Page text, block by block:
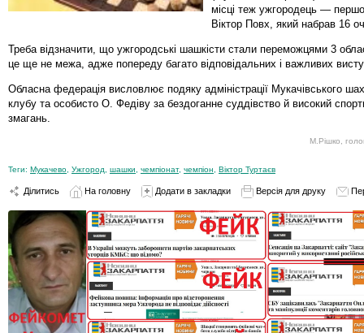
місці теж ужгородець —
Віктор Повх, який набрав 16
Треба відзначити, що ужгородські шашкісти стали переможцями 3
це ще не межа, адже попереду багато відповідальних і важливих
Обласна федерація висловлює подяку адміністрації Мукачівського
клубу та особисто О. Федіву за бездоганне суддівство й високий
змагань.
М.Рішко,
Теги: Мукачево Ужгород шашки чемпіонат, чемпіон Віктор Туртаєв
Ділитись На головну Додати в закладки Версія для друку